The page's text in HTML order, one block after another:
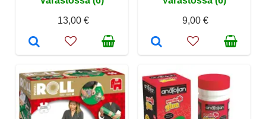
13,00 €
9,00 €